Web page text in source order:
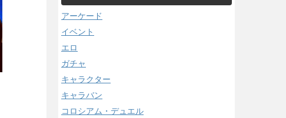
アーケード
イベント
エロ
ガチャ
キャラクター
キャラバン
コロシアム・デュエル